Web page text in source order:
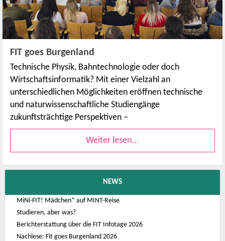
FIT goes Burgenland
Technische Physik, Bahntechnologie oder doch
Wirtschaftsinformatik? Mit einer Vielzahl an
unterschiedlichen Möglichkeiten eröffnen technische
und naturwissenschaftliche Studiengänge
zukunftsträchtige Perspektiven –
Weiter lesen...
NEWS
MiNi-FIT! Mädchen* auf MINT-Reise
Studieren, aber was?
Berichterstattung über die FIT Infotage 2026
Nachlese: Fit goes Burgenland 2026